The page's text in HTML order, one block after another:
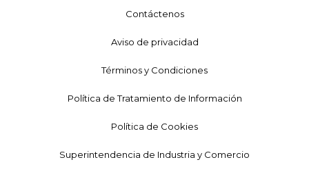
Contáctenos
Aviso de privacidad
Términos y Condiciones
Política de Tratamiento de Información
Política de Cookies
Superintendencia de Industria y Comercio